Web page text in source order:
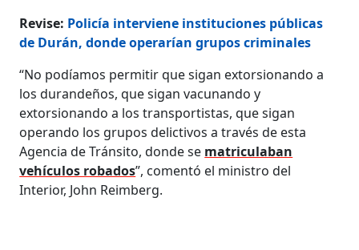
Revise: Policía interviene instituciones públicas
de Durán, donde operarían grupos criminales
“No podíamos permitir que sigan extorsionando a
los durandeños, que sigan vacunando y
extorsionando a los transportistas, que sigan
operando los grupos delictivos a través de esta
Agencia de Tránsito, donde se matriculaban
vehículos robados”, comentó el ministro del
Interior, John Reimberg.